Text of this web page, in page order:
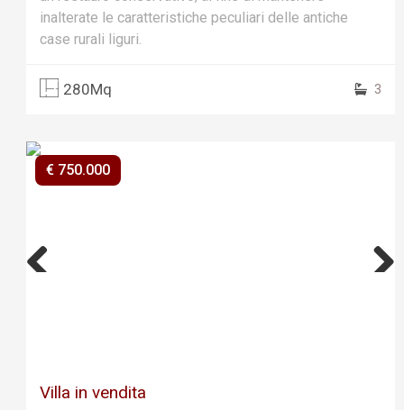
inalterate le caratteristiche peculiari delle antiche
case rurali liguri.
280Mq 3
€ 750.000
Villa in vendita